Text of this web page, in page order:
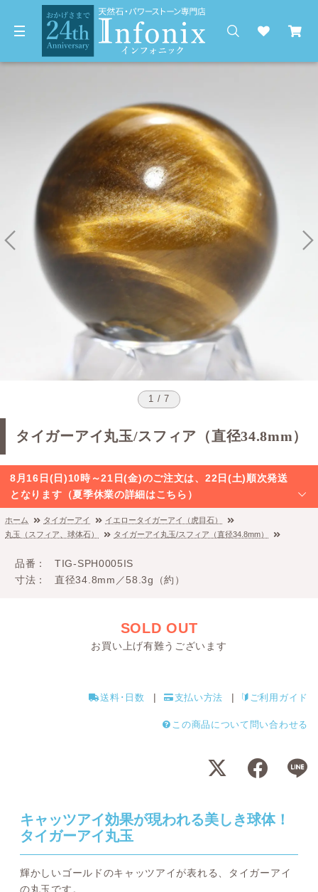
1 / 7
タイガーアイ丸玉/スフィア（直径34.8mm）
8月16日(日)10時～21日(金)のご注文は、22日(土)順次発送
となります（夏季休業の詳細はこちら）
ホーム タイガーアイ
イエロータイガーアイ（虎目石）
丸玉（スフィア、球体石）
タイガーアイ丸玉/スフィア（直径34.8mm）
品番
TIG-SPH0005IS
寸法
直径34.8mm／58.3g（約）
SOLD OUT
お買い上げ有難うございます
送料･日数 支払い方法 ご利用ガイド
この商品について問い合わせる
キャッツアイ効果が現われる美しき球体！
タイガーアイ丸玉
輝かしいゴールドのキャッツアイが表れる、タイガーアイ
の丸玉です。